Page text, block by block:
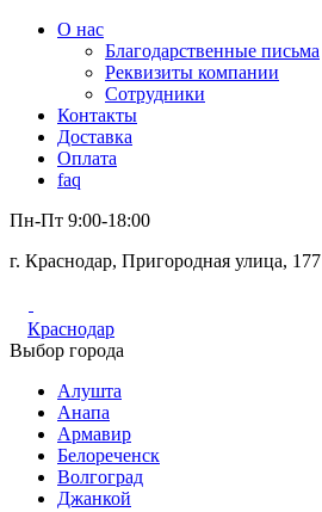
О нас
Благодарственные письма
Реквизиты компании
Сотрудники
Контакты
Доставка
Оплата
faq
Пн-Пт 9:00-18:00
г. Краснодар, Пригородная улица, 177
Краснодар
Выбор города
Алушта
Анапа
Армавир
Белореченск
Волгоград
Джанкой